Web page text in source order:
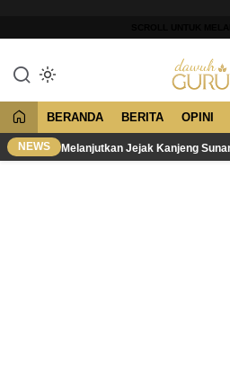
konten
Dawuh Guru
Merawat Tradisi,
BERANDA BERITA OPINI
NEWS Melanjutkan Jejak Kanjeng